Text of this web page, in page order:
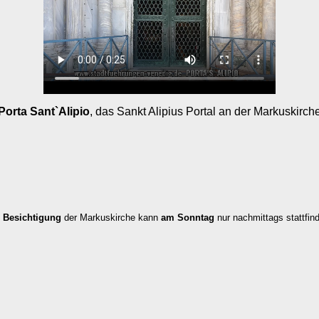
Sant`Alipio, das Sankt Alipius Portal an der
Besichtigung der Markuskirche kann am Sonntag nur nachmittags